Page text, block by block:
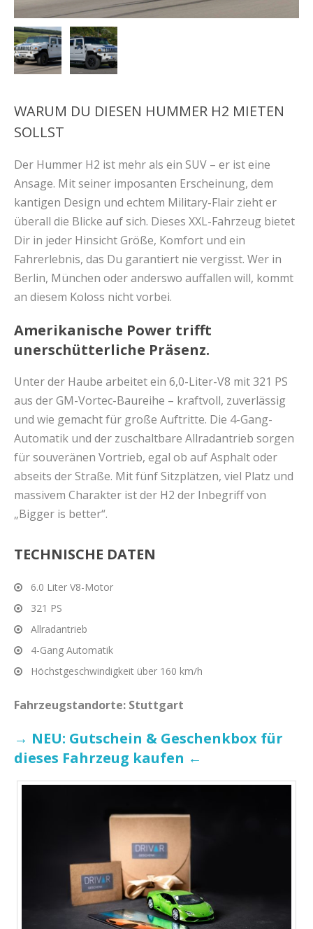
WARUM DU DIESEN HUMMER H2 MIETEN
SOLLST
Der Hummer H2 ist mehr als ein SUV – er ist eine
Ansage. Mit seiner imposanten Erscheinung, dem
kantigen Design und echtem Military-Flair zieht er
überall die Blicke auf sich. Dieses XXL-Fahrzeug bietet
Dir in jeder Hinsicht Größe, Komfort und ein
Fahrerlebnis, das Du garantiert nie vergisst. Wer in
Berlin, München oder anderswo auffallen will, kommt
an diesem Koloss nicht vorbei.
Amerikanische Power trifft
unerschütterliche Präsenz.
Unter der Haube arbeitet ein 6,0-Liter-V8 mit 321 PS
aus der GM-Vortec-Baureihe – kraftvoll, zuverlässig
und wie gemacht für große Auftritte. Die 4-Gang-
Automatik und der zuschaltbare Allradantrieb sorgen
für souveränen Vortrieb, egal ob auf Asphalt oder
abseits der Straße. Mit fünf Sitzplätzen, viel Platz und
massivem Charakter ist der H2 der Inbegriff von
„Bigger is better“.
TECHNISCHE DATEN
6.0 Liter V8-Motor
321 PS
Allradantrieb
4-Gang Automatik
Höchstgeschwindigkeit über 160 km/h
Fahrzeugstandorte: Stuttgart
→ NEU: Gutschein & Geschenkbox für
dieses Fahrzeug kaufen ←